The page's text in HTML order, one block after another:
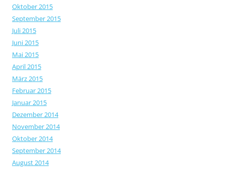
Oktober 2015
September 2015
Juli 2015
Juni 2015
Mai 2015
April 2015
März 2015
Februar 2015
Januar 2015
Dezember 2014
November 2014
Oktober 2014
September 2014
August 2014